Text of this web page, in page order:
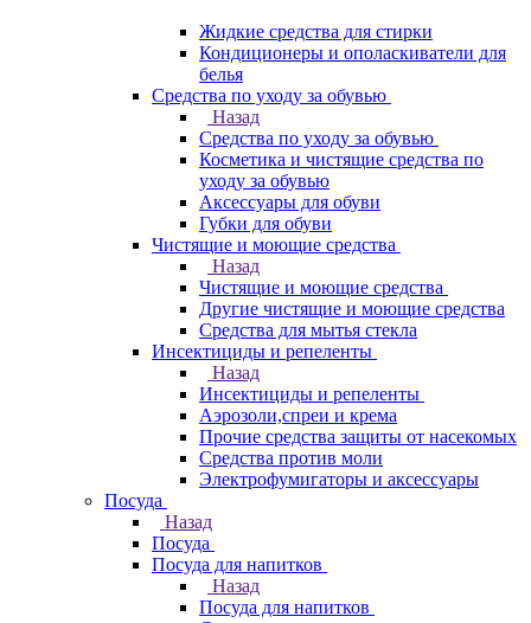
Жидкие средства для стирки
Кондиционеры и ополаскиватели для
белья
Средства по уходу за обувью
Назад
Средства по уходу за обувью
Косметика и чистящие средства по
уходу за обувью
Аксессуары для обуви
Губки для обуви
Чистящие и моющие средства
Назад
Чистящие и моющие средства
Другие чистящие и моющие средства
Средства для мытья стекла
Инсектициды и репеленты
Назад
Инсектициды и репеленты
Аэрозоли,спреи и крема
Прочие средства защиты от насекомых
Средства против моли
Электрофумигаторы и аксессуары
Посуда
Назад
Посуда
Посуда для напитков
Назад
Посуда для напитков